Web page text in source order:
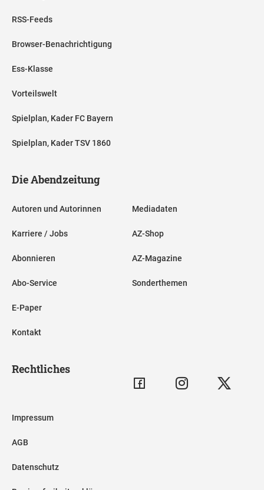
RSS-Feeds
Browser-Benachrichtigung
Ess-Klasse
Vorteilswelt
Spielplan, Kader FC Bayern
Spielplan, Kader TSV 1860
Die Abendzeitung
Autoren und Autorinnen
Karriere / Jobs
Abonnieren
Abo-Service
E-Paper
Kontakt
Mediadaten
AZ-Shop
AZ-Magazine
Sonderthemen
Rechtliches
Impressum
AGB
Datenschutz